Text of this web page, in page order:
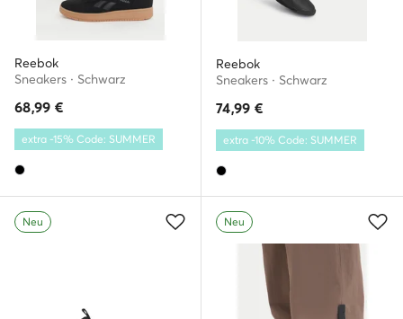
Reebok
Sneakers · Schwarz
68,99 €
extra -15% Code: SUMMER
Reebok
Sneakers · Schwarz
74,99 €
extra -10% Code: SUMMER
Neu Neu